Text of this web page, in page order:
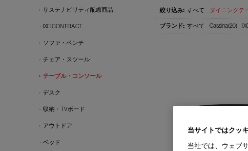
すべて ダイニングテ
すべて Cassina(20)
サステナビリティ配慮商品
IXC CONTRACT
ソファ・ベンチ
チェア・スツール
テーブル・コンソール
デスク
収納・TVボード
アウトドア
ベッド
当サイトではクッ
当社では、ウェブ